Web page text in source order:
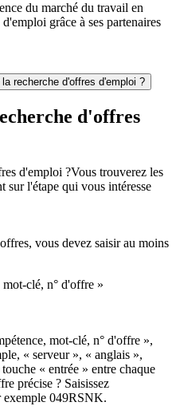
du marché du travail en
grâce à ses partenaires
recherche d'offres d'emploi ?
d'offres
d'emploi ?Vous trouverez les
sur l'étape qui vous intéresse
vous devez saisir au moins
clé, n° d'offre »
mot-clé, n° d'offre »,
« serveur », « anglais »,
« entrée » entre chaque
précise ? Saisissez
exemple 049RSNK.